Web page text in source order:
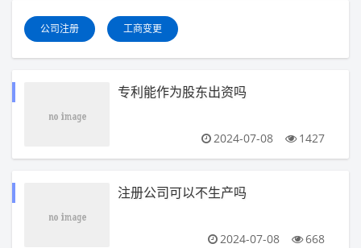
公司注册 工商变更
专利能作为股东出资吗
2024-07-08 1427
注册公司可以不生产吗
2024-07-08 668